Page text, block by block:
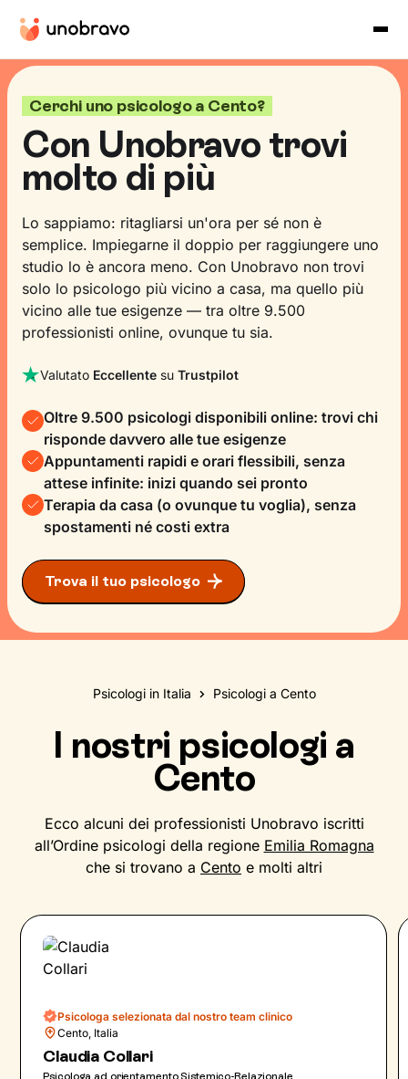
Cerchi uno psicologo a Cento?
Con Unobravo trovi
molto di più
Lo sappiamo: ritagliarsi un'ora per sé non è
semplice. Impiegarne il doppio per raggiungere uno
studio lo è ancora meno. Con Unobravo non trovi
solo lo psicologo più vicino a casa, ma quello più
vicino alle tue esigenze — tra oltre 9.500
professionisti online, ovunque tu sia.
Valutato Eccellente su Trustpilot
Oltre 9.500 psicologi disponibili online: trovi chi
risponde davvero alle tue esigenze
Appuntamenti rapidi e orari flessibili, senza
attese infinite: inizi quando sei pronto
Terapia da casa (o ovunque tu voglia), senza
spostamenti né costi extra
Trova il tuo psicologo
Psicologi in Italia Psicologi a Cento
I nostri psicologi a
Cento
Ecco alcuni dei professionisti Unobravo iscritti
all’Ordine psicologi della regione Emilia Romagna
che si trovano a Cento e molti altri
Psicologa selezionata dal nostro team clinico
Cento, Italia
Claudia Collari